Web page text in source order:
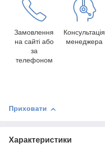
Замовлення
на сайті або
за
телефоном
Консультація
менеджера
Приховати
Характеристики